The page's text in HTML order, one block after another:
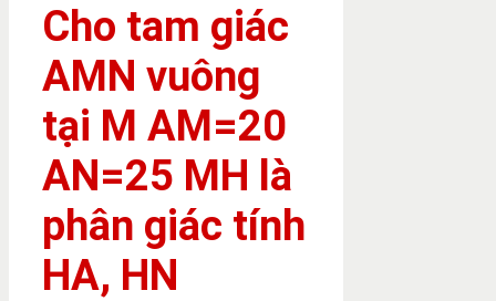
Cho tam giác
AMN vuông
tại M AM=20
AN=25 MH là
phân giác tính
HA, HN